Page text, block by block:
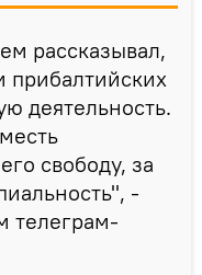
рассказывал,
прибалтийских
деятельность.
свободу, за
-
телеграм-